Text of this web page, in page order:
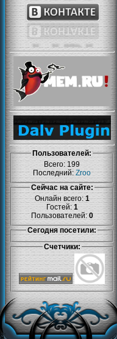
Пользователей:
Всего: 199
Последний:Zroo
Сейчас на сайте:
Онлайн всего:1
Гостей: 1
Пользователей:0
Сегодня посетили:
Счетчики: